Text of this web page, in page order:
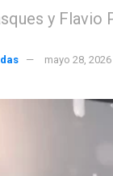
y Flavio
mayo 28, 2026